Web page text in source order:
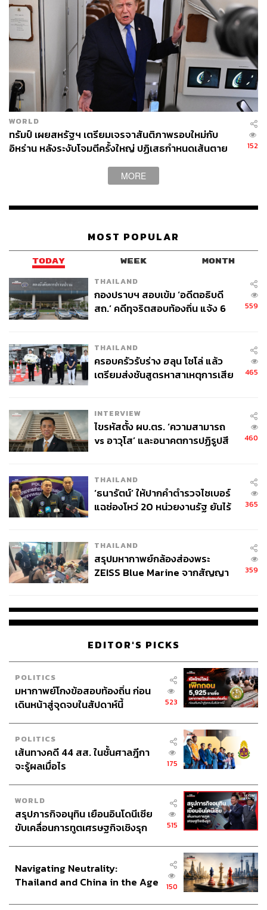
WORLD
ทรัมป์ เผยสหรัฐฯ เตรียมเจรจาสันติภาพรอบใหม่กับ
อิหร่าน หลังระงับโจมตีครั้งใหญ่ ปฏิเสธกำหนดเส้นตาย
152
MORE
MOST POPULAR
TODAY WEEK MONTH
THAILAND
กองปราบฯ สอบเข้ม ‘อดีตอธิบดี
สถ.’ คดีทุจริตสอบท้องถิ่น แจ้ง 6
559
THAILAND
ครอบครัวรับร่าง ฮลุน โซโล่ แล้ว
เตรียมส่งชันสูตรหาสาเหตุการเสีย
465
INTERVIEW
ไขรหัสตั้ง ผบ.ตร. ‘ความสามารถ
vs อาวุโส’ และอนาคตการปฏิรูปสี
460
THAILAND
‘ธนารัตน์’ ให้ปากคำตำรวจไซเบอร์
แฉช่องโหว่ 20 หน่วยงานรัฐ ยันไร้
365
THAILAND
สรุปมหากาพย์กล้องส่องพระ
ZEISS Blue Marine จากสัญญา
จ่ายหนี้-แอบระบุแบรนด์
359
EDITOR'S PICKS
POLITICS
มหากาพย์โกงข้อสอบท้องถิ่น ก่อน
เดินหน้าสู่จุดจบในสัปดาห์นี้
523
POLITICS
เส้นทางคดี 44 สส. ในชั้นศาลฎีกา
จะรู้ผลเมื่อไร
175
WORLD
สรุปภารกิจอนุทิน เยือนอินโดนีเซีย
ขับเคลื่อนการทูตเศรษฐกิจเชิงรุก
515
Navigating Neutrality:
Thailand and China in the Age
150